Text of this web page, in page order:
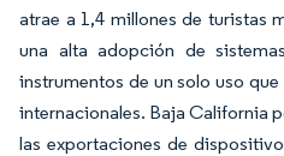
atrae a 1,4 millones de turistas
una alta adopción de
instrumentos de un solo uso
internacionales. Baja California
las exportaciones de